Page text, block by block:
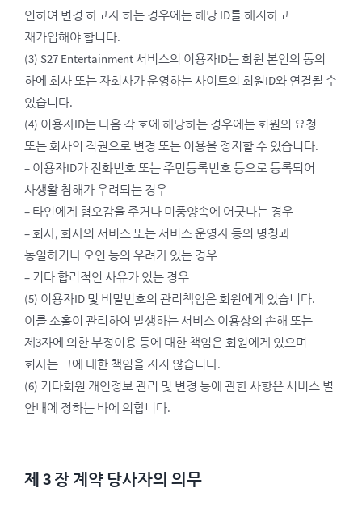
인하여 변경 하고자 하는 경우에는 해당 ID를 해지하고
재가입해야 합니다.
(3) S27 Entertainment 서비스의 이용자ID는 회원 본인의 동의
하에 회사 또는 자회사가 운영하는 사이트의 회원ID와 연결될 수
있습니다.
(4) 이용자ID는 다음 각 호에 해당하는 경우에는 회원의 요청
또는 회사의 직권으로 변경 또는 이용을 정지할 수 있습니다.
– 이용자ID가 전화번호 또는 주민등록번호 등으로 등록되어
사생활 침해가 우려되는 경우
– 타인에게 혐오감을 주거나 미풍양속에 어긋나는 경우
– 회사, 회사의 서비스 또는 서비스 운영자 등의 명칭과
동일하거나 오인 등의 우려가 있는 경우
– 기타 합리적인 사유가 있는 경우
(5) 이용자ID 및 비밀번호의 관리책임은 회원에게 있습니다.
이를 소홀이 관리하여 발생하는 서비스 이용상의 손해 또는
제3자에 의한 부정이용 등에 대한 책임은 회원에게 있으며
회사는 그에 대한 책임을 지지 않습니다.
(6) 기타회원 개인정보 관리 및 변경 등에 관한 사항은 서비스 별
안내에 정하는 바에 의합니다.
제 3 장 계약 당사자의 의무